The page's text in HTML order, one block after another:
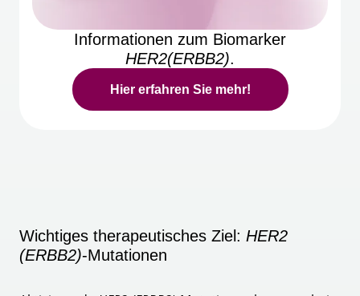
Informationen zum Biomarker
HER2(ERBB2).
Hier erfahren Sie mehr!
Wichtiges therapeutisches Ziel: HER2
(ERBB2)-Mutationen